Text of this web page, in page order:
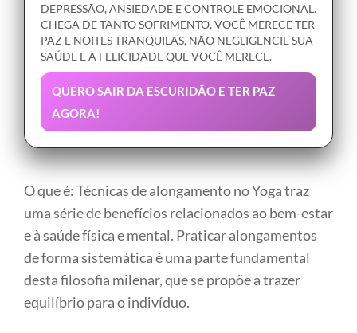
DEPRESSÃO, ANSIEDADE E CONTROLE EMOCIONAL.
CHEGA DE TANTO SOFRIMENTO, VOCÊ MERECE TER
PAZ E NOITES TRANQUILAS, NÃO NEGLIGENCIE SUA
SAÚDE E A FELICIDADE QUE VOCÊ MERECE.
QUERO SAIR DA ESCURIDÃO E TER PAZ
AGORA!
O que é: Técnicas de alongamento no Yoga traz
uma série de benefícios relacionados ao bem-estar
e à saúde física e mental. Praticar alongamentos
de forma sistemática é uma parte fundamental
desta filosofia milenar, que se propõe a trazer
equilíbrio para o indivíduo.